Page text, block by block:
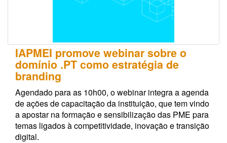
IAPMEI promove webinar sobre o
domínio .PT como estratégia de
branding
Agendado para as 10h00, o webinar integra a agenda
de ações de capacitação da instituição, que tem vindo
a apostar na formação e sensibilização das PME para
temas ligados à competitividade, inovação e transição
digital.